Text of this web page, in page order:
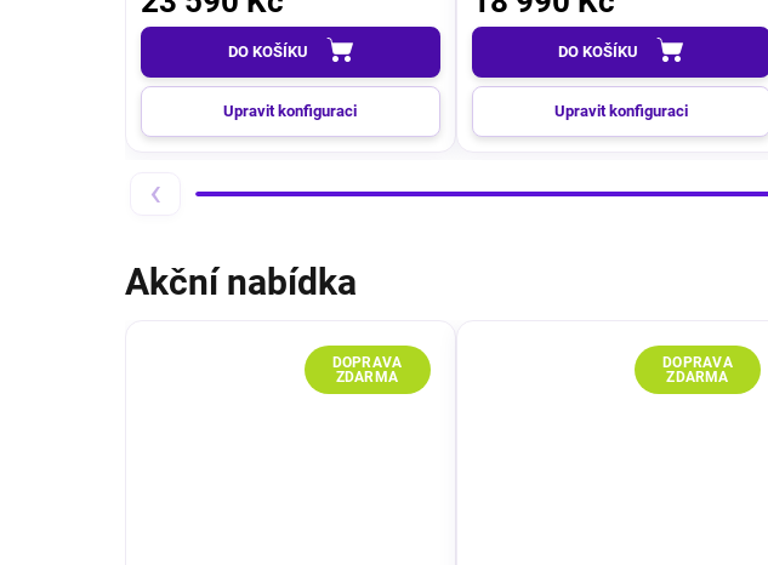
DO KOŠÍKU
Upravit konfiguraci
DO KOŠÍKU
Upravit konfiguraci
‹
Akční nabídka